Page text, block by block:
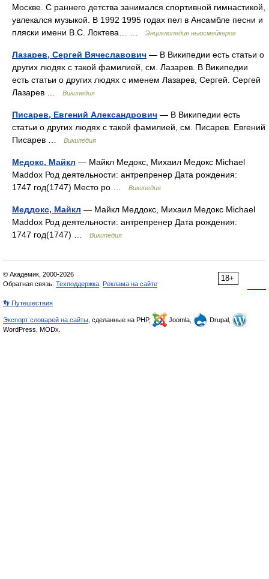
Москве. С раннего детства занимался спортивной гимнастикой,
увлекался музыкой. В 1992 1995 годах пел в Ансамбле песни и
пляски имени В.С. Локтева… …
Энциклопедия ньюсмейкеров
Лазарев, Сергей Вячеславович — В Википедии есть статьи о
других людях с такой фамилией, см. Лазарев. В Википедии
есть статьи о других людях с именем Лазарев, Сергей. Сергей
Лазарев …
Википедия
Писарев, Евгений Александрович — В Википедии есть
статьи о других людях с такой фамилией, см. Писарев. Евгений
Писарев …
Википедия
Медокс, Майкл — Майкл Медокс, Михаил Медокс Michael
Maddox Род деятельности: антрепренер Дата рождения:
1747 год(1747) Место ро …
Википедия
Меддокс, Майкл — Майкл Меддокс, Михаил Медокс Michael
Maddox Род деятельности: антрепренер Дата рождения:
1747 год(1747) …
Википедия
18+
© Академик, 2000-2026
Обратная связь: Техподдержка Реклама на сайте
👣 Путешествия
Экспорт словарей на сайты , сделанные на PHP, Joomla,
Drupal,
WordPress, MODx.